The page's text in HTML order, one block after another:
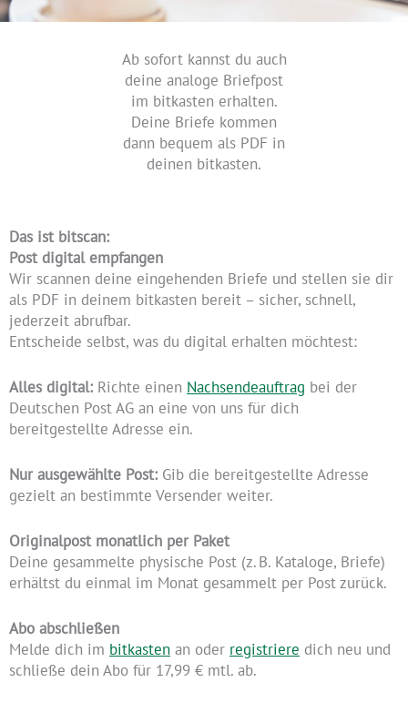
Ab sofort kannst du auch
deine analoge Briefpost
im bitkasten erhalten.
Deine Briefe kommen
dann bequem als PDF in
deinen bitkasten.
Das ist bitscan:
Post digital empfangen
Wir scannen deine eingehenden Briefe und stellen sie dir
als PDF in deinem bitkasten bereit – sicher, schnell,
jederzeit abrufbar.
Entscheide selbst, was du digital erhalten möchtest:
Alles digital: Richte einen Nachsendeauftrag bei der
Deutschen Post AG an eine von uns für dich
bereitgestellte Adresse ein.
Nur ausgewählte Post: Gib die bereitgestellte Adresse
gezielt an bestimmte Versender weiter.
Originalpost monatlich per Paket
Deine gesammelte physische Post (z. B. Kataloge, Briefe)
erhältst du einmal im Monat gesammelt per Post zurück.
Abo abschließen
Melde dich im bitkasten an oder registriere dich neu und
schließe dein Abo für 17,99 € mtl. ab.